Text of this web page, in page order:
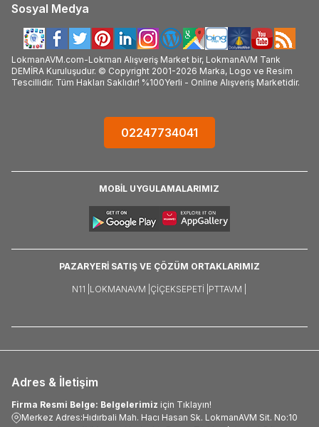
Sosyal Medya
LokmanAVM.com-Lokman Alışveriş Market bir, LokmanAVM Tarık
DEMİRA Kuruluşudur. © Copyright 2001-2026 Marka, Logo ve Resim
Tescillidir. Tüm Hakları Saklıdır! %100Yerli - Online Alışveriş Marketidir.
02247734041
MOBİL UYGULAMALARIMIZ
PAZARYERİ SATIŞ VE ÇÖZÜM ORTAKLARIMIZ
N11 | LOKMANAVM | ÇIÇEKSEPETI | PTTAVM |
Adres & İletişim
Firma Resmi Belge: Belgelerimiz için Tıklayın!
Merkez Adres:Hıdırbali Mah. Hacı Hasan Sk. LokmanAVM Sit. No:10